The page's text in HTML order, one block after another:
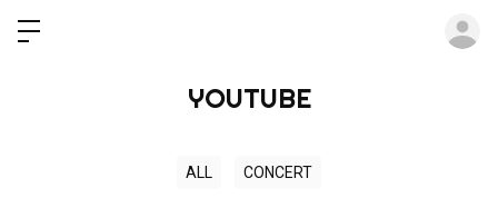
YOUTUBE
ALL CONCERT